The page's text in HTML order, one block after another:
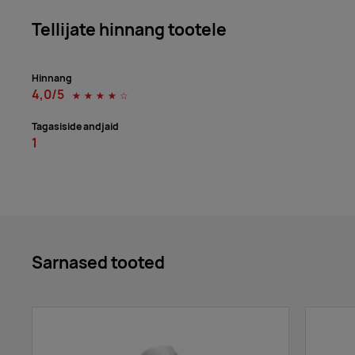
royal blue
Tellijate hinnang tootele
Hinnang
4,0/5 ☆
☆
☆
☆
☆
Tagasiside andjaid
1
Sarnased tooted